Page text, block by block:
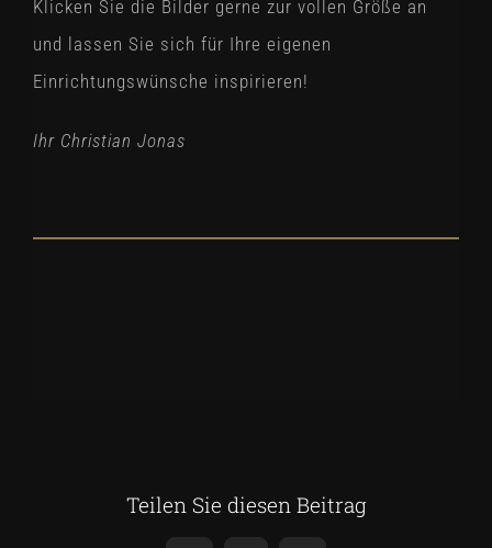
Klicken Sie die Bilder gerne zur vollen Größe an
und lassen Sie sich für Ihre eigenen
Einrichtungswünsche inspirieren!
Ihr Christian Jonas
Teilen Sie diesen Beitrag